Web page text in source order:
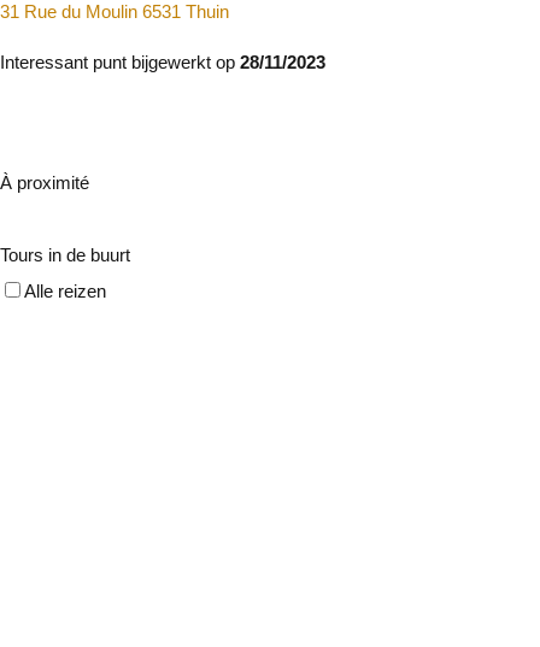
31 Rue du Moulin 6531 Thuin
Interessant punt bijgewerkt op 28/11/2023
À proximité
Tours in de buurt
Alle reizen